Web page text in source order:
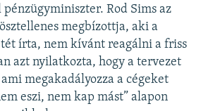
Rod Sims az
megbízottja, aki a
írta, nem kívánt reagálni a friss
azt nyilatkozta, hogy a tervezet
megakadályozza a cégeket
eszi, nem kap mást” alapon